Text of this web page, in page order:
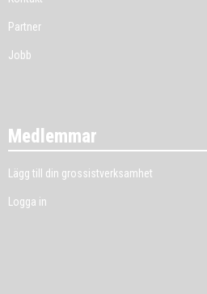
Partner
Jobb
Medlemmar
Lägg till din grossistverksamhet
Logga in